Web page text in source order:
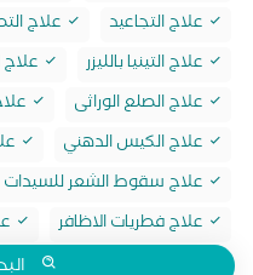
علاج التجاعيد
علاج
علاج التينيا بالليزر
علاج الصلع الوراثى
علاج الكيس الدهني
علاج سقوط الشعر للسيدات
علاج فطريات الاظافر